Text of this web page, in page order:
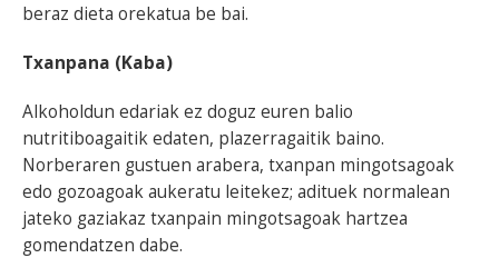
beraz dieta orekatua be bai.
Txanpana (Kaba)
Alkoholdun edariak ez doguz euren balio
nutritiboagaitik edaten, plazerragaitik baino.
Norberaren gustuen arabera, txanpan mingotsagoak
edo gozoagoak aukeratu leitekez; adituek normalean
jateko gaziakaz txanpain mingotsagoak hartzea
gomendatzen dabe.